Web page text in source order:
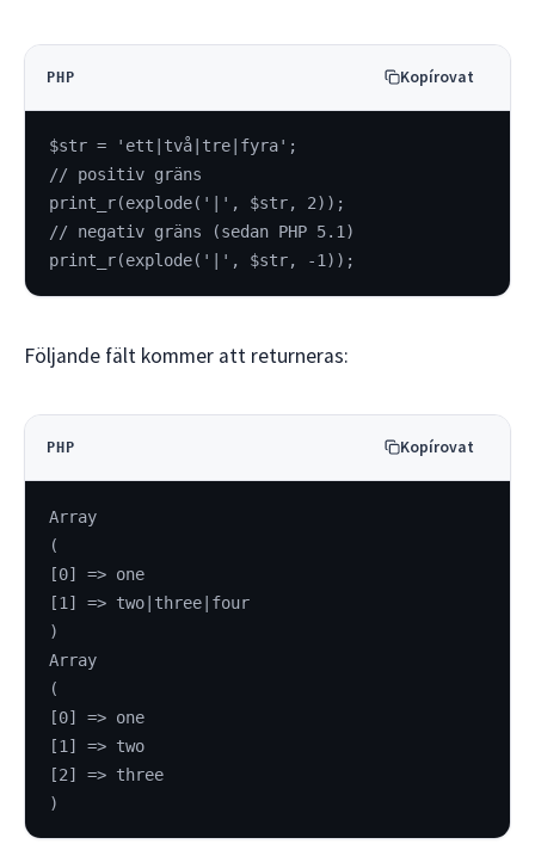
PHP Kopírovat
$str = 'ett|två|tre|fyra';
// positiv gräns
print_r(explode('|', $str, 2));
// negativ gräns (sedan PHP 5.1)
print_r(explode('|', $str, -1));
Följande fält kommer att returneras:
PHP Kopírovat
Array
(
[0] => one
[1] => two|three|four
)
Array
(
[0] => one
[1] => two
[2] => three
)